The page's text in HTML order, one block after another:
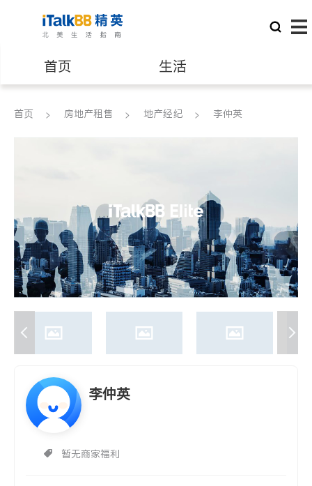
首页 生活
医生 律师
会计师
建筑装修
首页 房地产租售 地产经纪 李仲英
李仲英
暂无商家福利